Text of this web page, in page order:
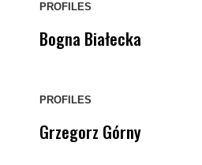
PROFILES
Bogna Białecka
PROFILES
Grzegorz Górny